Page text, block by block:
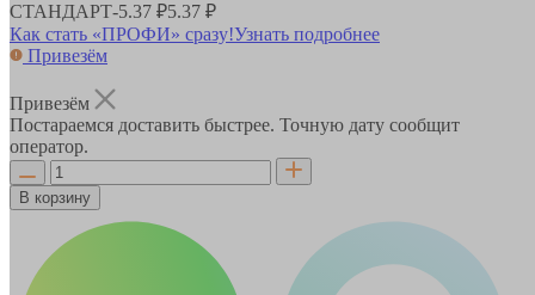
СТАНДАРТ-5.37 ₽5.37 ₽
Как стать «ПРОФИ» сразу!Узнать подробнее
Привезём
Привезём
Постараемся доставить быстрее. Точную дату сообщит
оператор.
В корзину